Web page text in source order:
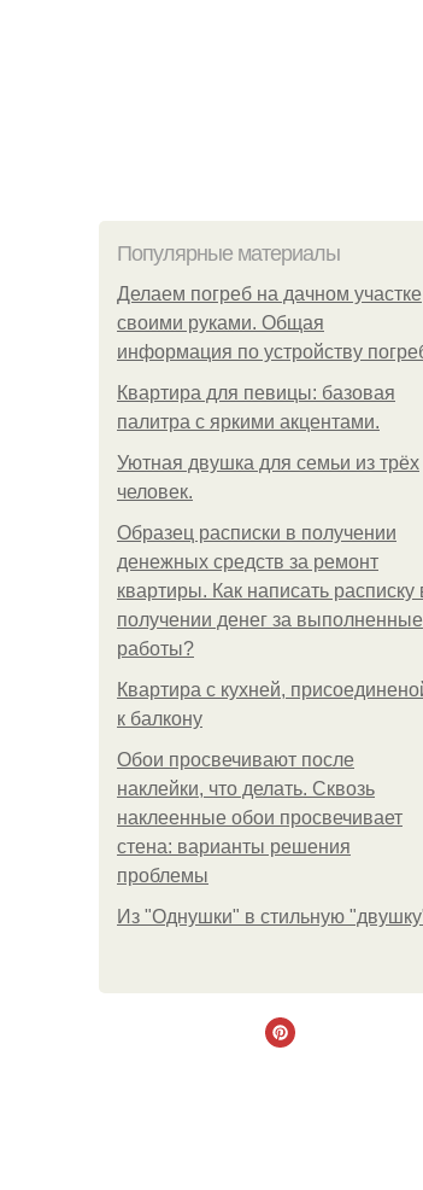
Популярные материалы
Делаем погреб на дачном участке
своими руками. Общая
информация по устройству
Квартира для певицы: базовая
палитра с яркими акцентами.
Уютная двушка для семьи из трёх
человек.
Образец расписки в получении
денежных средств за ремонт
квартиры. Как написать расписку
получении денег за выполненные
работы?
Квартира с кухней,
к балкону
Обои просвечивают после
наклейки, что делать. Сквозь
наклеенные обои просвечивает
стена: варианты решения
проблемы
Из "Однушки" в стильную